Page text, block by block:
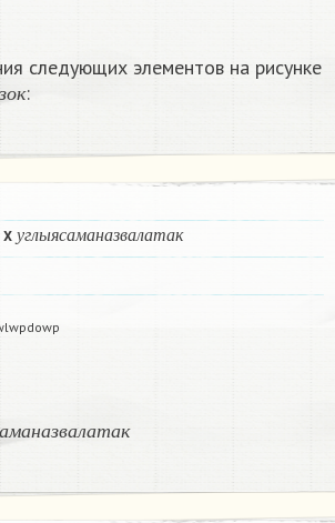
следующих элементов на рисунке
з о к
ок:
у гл ыяс ама н а зв ал а т а к
углыясам ан а з алатак
ама н аз в ал а т а к